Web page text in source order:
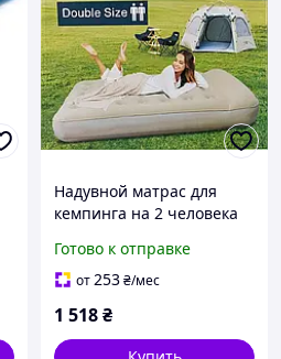
Надувной матрас для
кемпинга на 2 человека
двухместная надувная
кровать бежевая HP227
Готово к отправке
от253₴/мес
1 518₴